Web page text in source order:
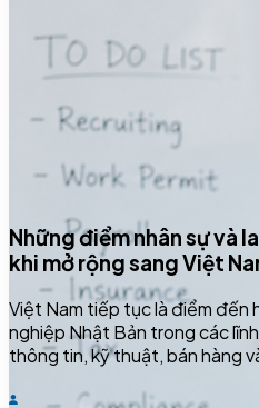
Những điểm nhân sự và
khi mở rộng sang Việt
lao động và bảo hiểm xã
Việt Nam tiếp tục là điểm đến
nghiệp Nhật Bản trong các
thông tin, kỹ thuật, bán hàng
nhập thị trường thành công,
chiến lược kinh doanh mà còn